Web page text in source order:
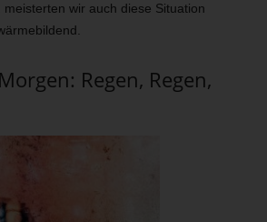
wir auch diese Situation
Regen, Regen,